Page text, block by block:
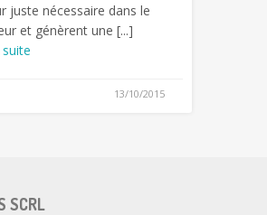
juste nécessaire dans le
et génèrent une [...]
13/10/2015
SCRL